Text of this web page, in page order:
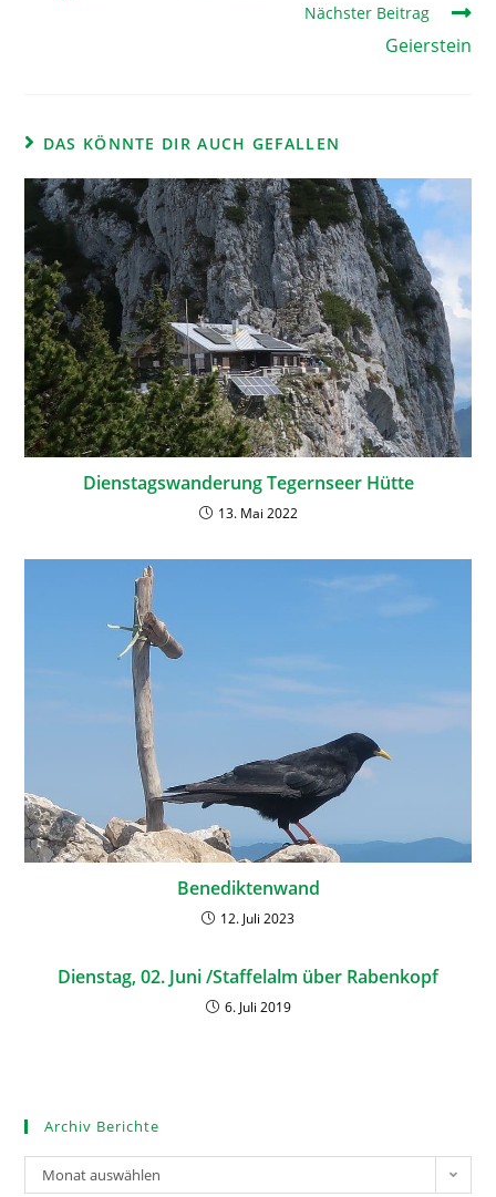
Nächster Beitrag
Geierstein
DAS KÖNNTE DIR AUCH GEFALLEN
Dienstagswanderung Tegernseer Hütte
13. Mai 2022
Benediktenwand
12. Juli 2023
Dienstag, 02. Juni /Staffelalm über Rabenkopf
6. Juli 2019
Archiv Berichte
Monat auswählen